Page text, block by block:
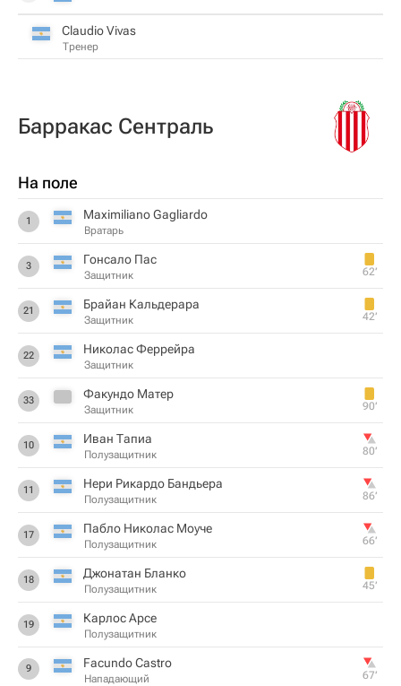
Claudio Vivas
Тренер
Барракас Сентраль
На поле
1 Maximiliano Gagliardo
Вратарь
3 Гонсало Пас
Защитник 62‎’‎
21 Брайан Кальдерара
Защитник 42‎’‎
22 Николас Феррейра
Защитник
33 Факундо Матер
Защитник 90‎’‎
10 Иван Тапиа
Полузащитник 80‎’‎
11 Нери Рикардо Бандьера
Полузащитник 86‎’‎
17 Пабло Николас Моуче
Полузащитник 66‎’‎
18 Джонатан Бланко
Полузащитник 45‎’‎
19 Карлос Арсе
Полузащитник
9 Facundo Castro
Нападающий 67‎’‎